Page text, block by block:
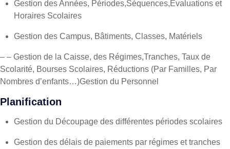
Gestion des Années, Périodes,Séquences,Évaluations et
Horaires Scolaires
Gestion des Campus, Bâtiments, Classes, Matériels
– – Gestion de la Caisse, des Régimes,Tranches, Taux de
Scolarité, Bourses Scolaires, Réductions (Par Familles, Par
Nombres d’enfants…)Gestion du Personnel
Planification
Gestion du Découpage des différentes périodes scolaires
Gestion des délais de paiements par régimes et tranches